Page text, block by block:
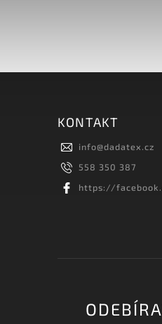
KONTAKT
info@dadatex.cz
558 350 387
https://